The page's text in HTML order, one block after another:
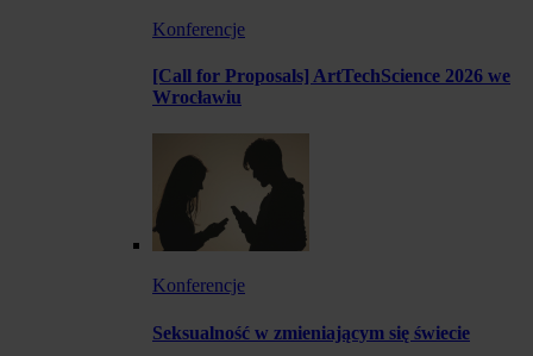
Konferencje
[Call for Proposals] ArtTechScience 2026 we
Wrocławiu
Konferencje
Seksualność w zmieniającym się świecie